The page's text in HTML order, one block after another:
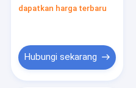
Penyesuaian
dapatkan harga terbaru
Hubungi sekarang